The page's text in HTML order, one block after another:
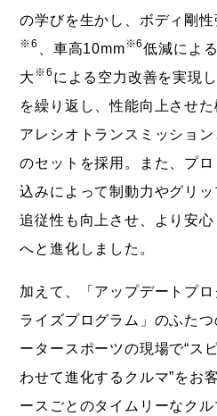
の学びを生かし、ボディ剛
※6 、車高10mm※6低減によ
大 ※6 による空力改善を実現
を繰り返し、性能向上させ
アレシオトランスミッショ
のセットを採用。また、プ
込みによって制動力やグリ
追従性も向上させ、より安
へと進化しました。
加えて、「アップデートプ
ライズプログラム」のふた
ータースポーツの現場で“ス
わせて進化するクルマ”をお
ースごとのタイムリーなク